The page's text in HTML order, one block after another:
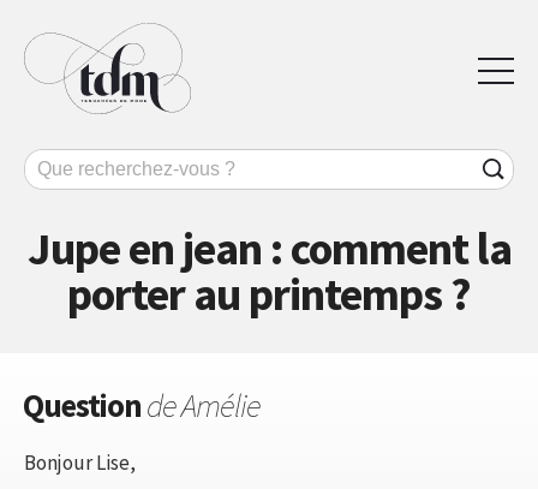
Jupe en jean : comment la
porter au printemps ?
Questionde Amélie
Bonjour Lise,